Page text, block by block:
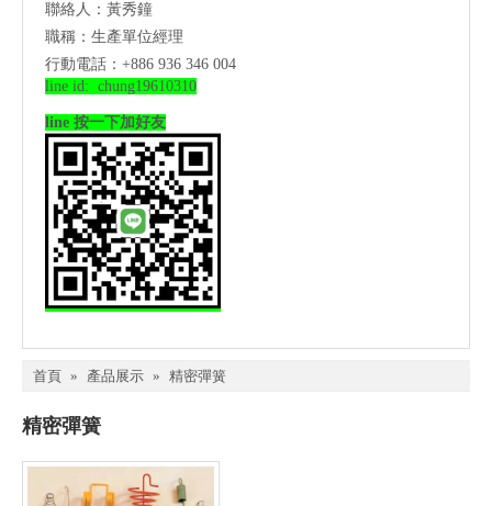
聯絡人：黃秀鐘
職稱：生產單位經理
行動電話：+886 936 346 004
line id: chung19610310
line 按一下加好友
首頁 » 產品展示 » 精密彈簧
精密彈簧